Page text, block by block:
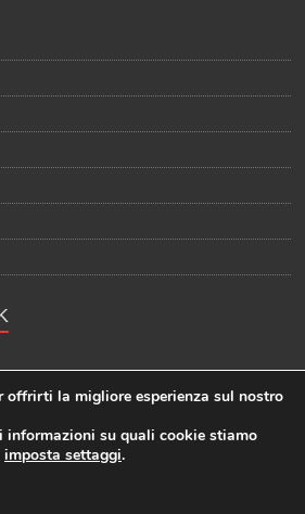
offrirti la migliore esperienza sul nostro
informazioni su quali cookie stiamo
imposta settaggi.